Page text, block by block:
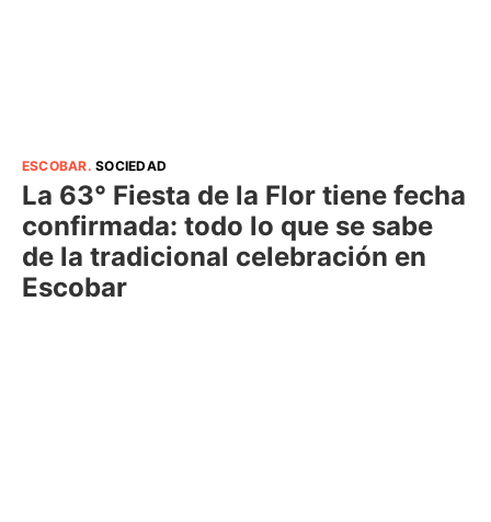
ESCOBAR.SOCIEDAD
La 63° Fiesta de la Flor tiene fecha
confirmada: todo lo que se sabe
de la tradicional celebración en
Escobar